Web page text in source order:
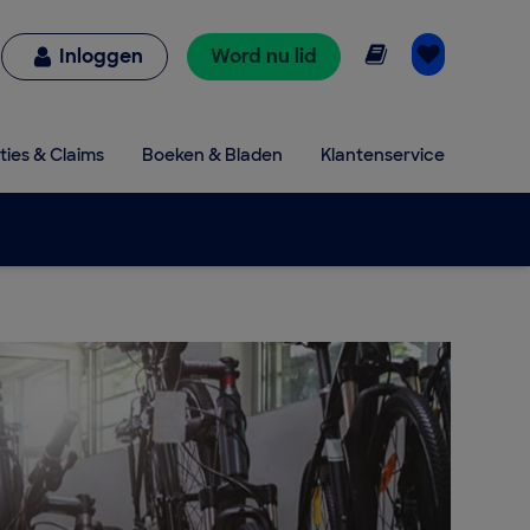
Inloggen Word nu lid Online lezen
& Claims Boeken & Bladen Klantenservice